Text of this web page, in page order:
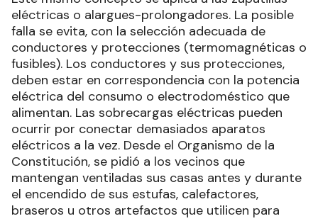
eléctricas o alargues-prolongadores. La posible
falla se evita, con la selección adecuada de
conductores y protecciones (termomagnéticas o
fusibles). Los conductores y sus protecciones,
deben estar en correspondencia con la potencia
eléctrica del consumo o electrodoméstico que
alimentan. Las sobrecargas eléctricas pueden
ocurrir por conectar demasiados aparatos
eléctricos a la vez. Desde el Organismo de la
Constitución, se pidió a los vecinos que
mantengan ventiladas sus casas antes y durante
el encendido de sus estufas, calefactores,
braseros u otros artefactos que utilicen para